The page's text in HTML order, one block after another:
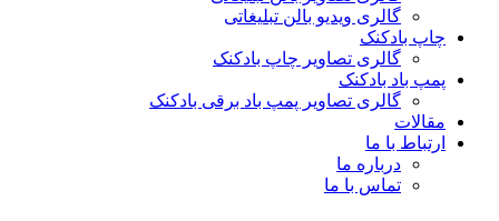
گالری ویدیو بالن تبلیغاتی
چاپ بادکنک
گالری تصاویر چاپ بادکنک
پمپ باد بادکنک
گالری تصاویر پمپ باد برقی بادکنک
مقالات
ارتباط با ما
درباره ما
تماس با ما